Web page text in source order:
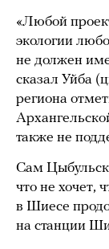
«Любой
экологии
не должен
сказал Уйба
региона
также не
Сам
что не хочет,
в Шиесе
на станции